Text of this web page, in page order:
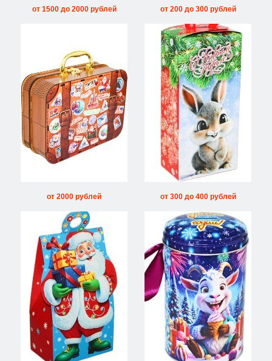
от 1500 до 2000 рублей от 200 до 300 рублей
от 2000 рублей от 300 до 400 рублей